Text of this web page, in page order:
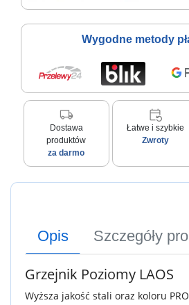
Wygodne metody
local_shipping
Dostawa
produktów
za darmo
event_repeat
Łatwe i szybkie
Zwroty
Opis Szczegóły
Grzejnik Poziomy LAOS
Wyższa jakość stali oraz koloru